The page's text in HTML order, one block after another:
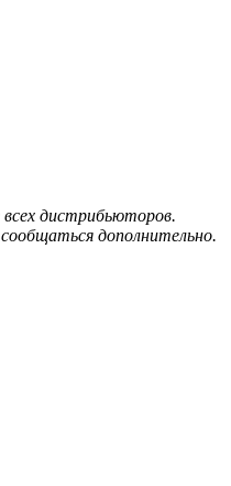
дистрибьюторов.
дополнительно.